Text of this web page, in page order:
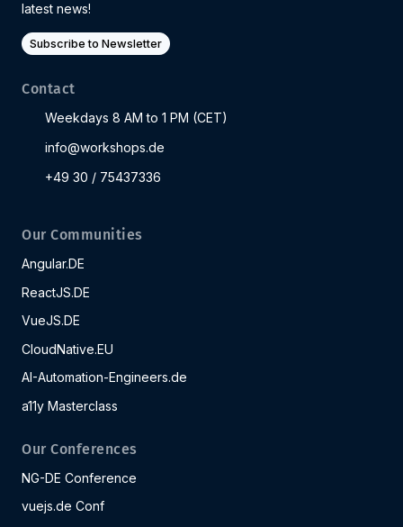
latest news!
Subscribe to Newsletter
Contact
Weekdays 8 AM to 1 PM (CET)
info@workshops.de
+49 30 / 75437336
Our Communities
Angular.DE
ReactJS.DE
VueJS.DE
CloudNative.EU
AI-Automation-Engineers.de
a11y Masterclass
Our Conferences
NG-DE Conference
vuejs.de Conf